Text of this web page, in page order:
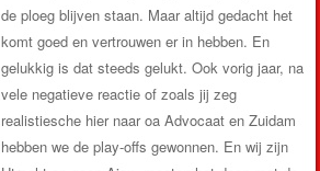
de ploeg blijven staan. Maar altijd gedacht het
komt goed en vertrouwen er in hebben. En
gelukkig is dat steeds gelukt. Ook vorig jaar, na
vele negatieve reactie of zoals jij zeg
realistiesche hier naar oa Advocaat en Zuidam
hebben we de play-offs gewonnen. En wij zijn